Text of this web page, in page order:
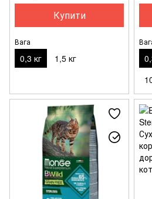
Купити
Вага
0,3 кг 1,5 кг